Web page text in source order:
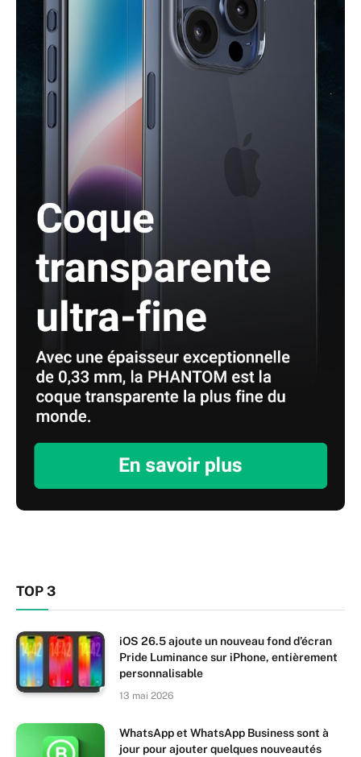
TOP 3
iOS 26.5 ajoute un nouveau fond d’écran
Pride Luminance sur iPhone, entièrement
personnalisable
13 mai 2026
WhatsApp et WhatsApp Business sont à
jour pour ajouter quelques nouveautés